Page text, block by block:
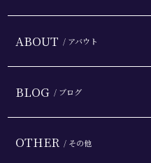
ABOUT / アバウト
BLOG / ブログ
OTHER / その他